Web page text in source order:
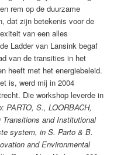
rem op de duurzame
dat zijn betekenis voor de
van een alles
Ladder van Lansink begaf
van de transities in het
heeft met het energiebeleid.
is, werd mij in 2004
Die workshop leverde in
PARTO, S., LOORBACH,
and Institutional
system, in S. Parto & B.
and Environmental